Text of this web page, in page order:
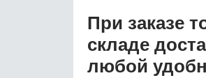
При заказе
складе
любой